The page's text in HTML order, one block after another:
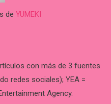
de YUMEKI
con más de 3 fuentes
redes sociales); YEA =
Agency.